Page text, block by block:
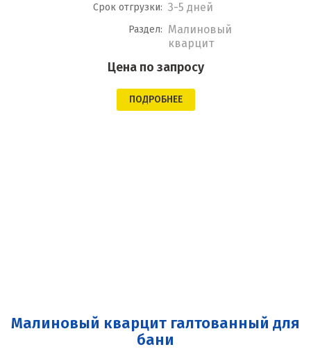
Срок отгрузки: 3-5 дней
Раздел: Малиновый
кварцит
Цена по запросу
ПОДРОБНЕЕ
Малиновый кварцит галтованный для
бани